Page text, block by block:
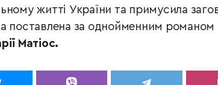
житті України та примусила
поставлена за однойменним романом
Матіос.